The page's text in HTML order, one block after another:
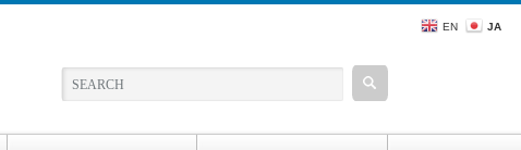
EN JA